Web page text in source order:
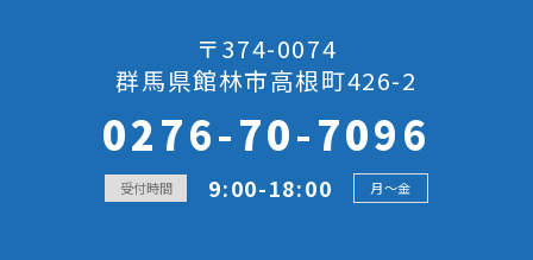
〒374-0074
群馬県館林市高根町426-2
0276-70-7096
受付時間 9:00-18:00 月～金